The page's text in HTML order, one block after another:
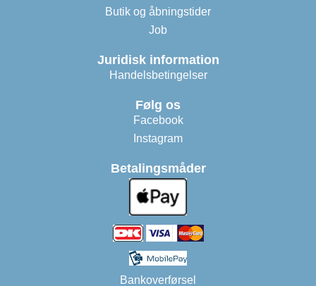
Butik og åbningstider
Job
Juridisk information
Handelsbetingelser
Følg os
Facebook
Instagram
Betalingsmåder
Bankoverførsel